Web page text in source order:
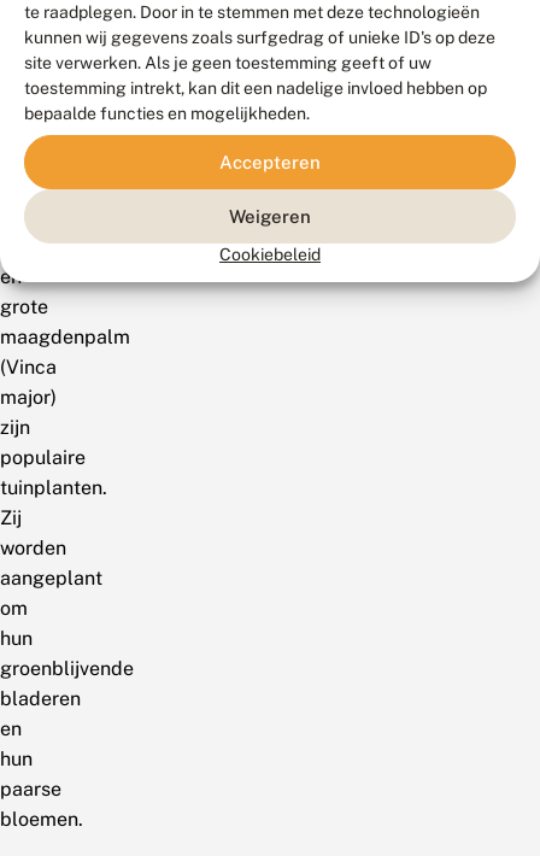
te raadplegen. Door in te stemmen met deze technologieën
kunnen wij gegevens zoals surfgedrag of unieke ID's op deze
site verwerken. Als je geen toestemming geeft of uw
toestemming intrekt, kan dit een nadelige invloed hebben op
bepaalde functies en mogelijkheden.
Accepteren
Weigeren
Cookiebeleid
gemakkelijk.
twee
soorten
kleine
maagdenpalm
(Vinca
minor)
en
grote
maagdenpalm
(Vinca
major)
zijn
populaire
tuinplanten.
Zij
worden
aangeplant
om
hun
groenblijvende
bladeren
en
hun
paarse
bloemen.